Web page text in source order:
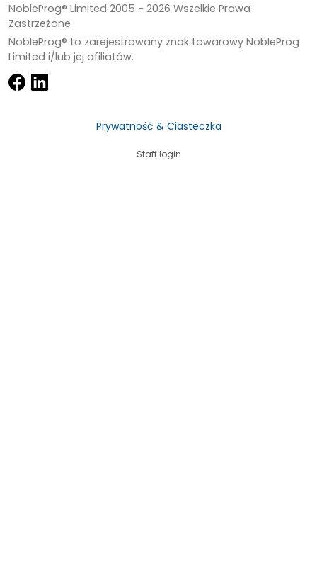
NobleProg® Limited 2005 - 2026 Wszelkie Prawa
Zastrzeżone
NobleProg® to zarejestrowany znak towarowy NobleProg
Limited i/lub jej afiliatów.
Prywatność & Ciasteczka
Staff login